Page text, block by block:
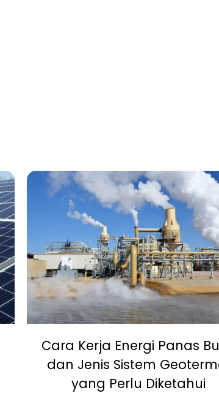
Cara Kerja Energi Panas
dan Jenis Sistem
yang Perlu Diketahui